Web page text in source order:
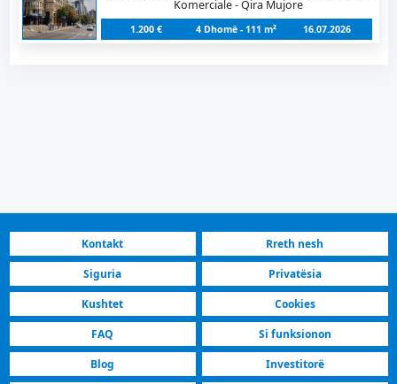
Komerciale - Qira Mujore
1.200 € 4 Dhomë - 111 m² 16.07.2026
Kontakt
Rreth nesh
Siguria
Privatësia
Kushtet
Cookies
FAQ
Si funksionon
Blog
Investitorë